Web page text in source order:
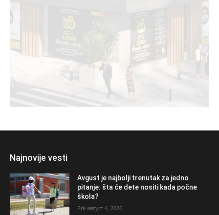
Najnovije vesti
Avgust je najbolji trenutak za jedno
pitanje: šta će dete nositi kada počne
škola?
август 4, 2026